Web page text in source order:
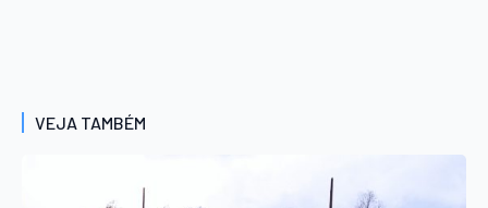
VEJA TAMBÉM